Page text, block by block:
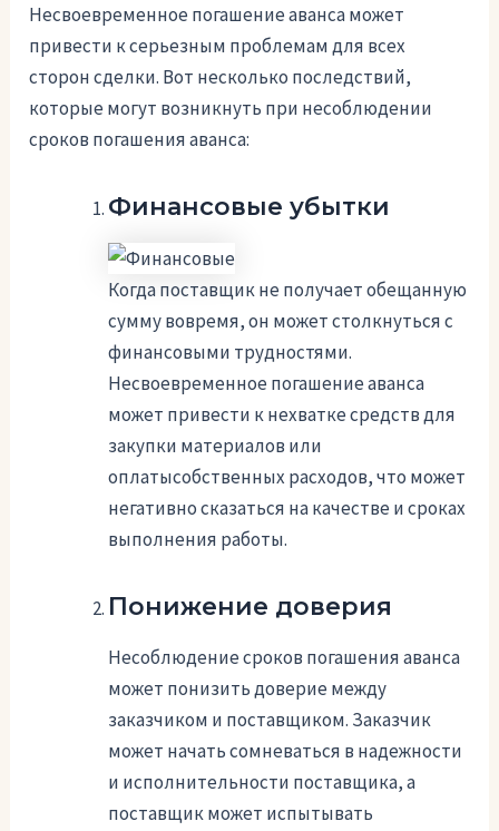
Несвоевременное погашение аванса может
привести к серьезным проблемам для всех
сторон сделки. Вот несколько последствий,
которые могут возникнуть при несоблюдении
сроков погашения аванса:
Финансовые убытки
Когда поставщик не получает обещанную
сумму вовремя, он может столкнуться с
финансовыми трудностями.
Несвоевременное погашение аванса
может привести к нехватке средств для
закупки материалов или
оплатысобственных расходов, что может
негативно сказаться на качестве и сроках
выполнения работы.
Понижение доверия
Несоблюдение сроков погашения аванса
может понизить доверие между
заказчиком и поставщиком. Заказчик
может начать сомневаться в надежности
и исполнительности поставщика, а
поставщик может испытывать